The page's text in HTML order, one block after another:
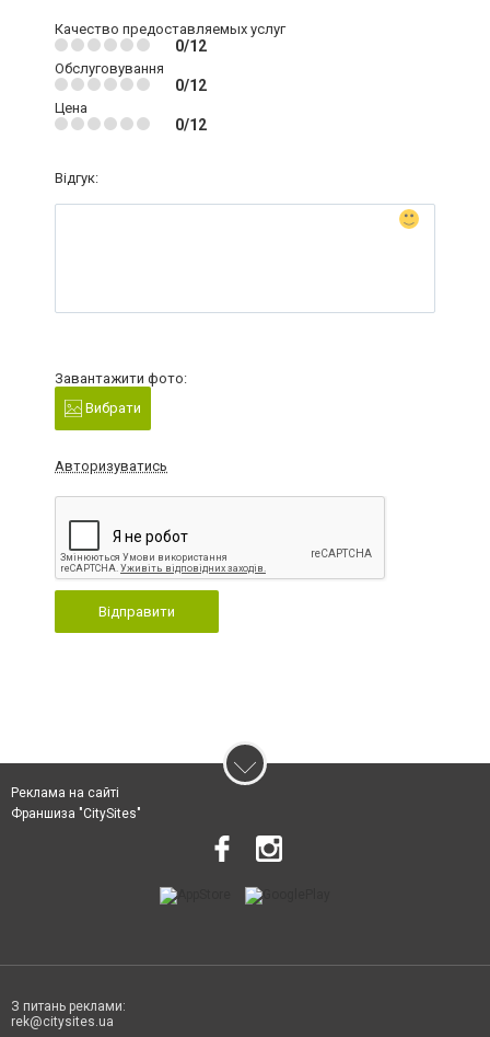
Качество предоставляемых услуг
0/12
Обслуговування
0/12
Цена
0/12
Відгук:
Завантажити фото:
Вибрати
Авторизуватись
Відправити
Реклама на сайті
Франшиза "CitySites"
З питань реклами:
rek@citysites.ua